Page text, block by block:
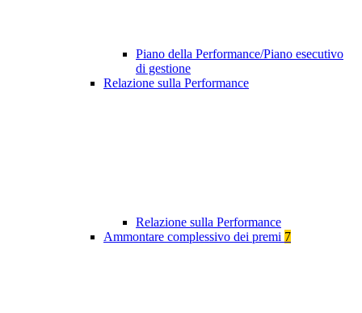
Piano della Performance/Piano esecutivo
di gestione
Relazione sulla Performance
Relazione sulla Performance
Ammontare complessivo dei premi 7